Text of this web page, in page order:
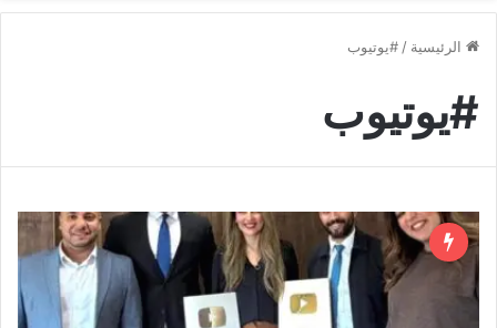
الرئيسية / #يوتيوب
#يوتيوب